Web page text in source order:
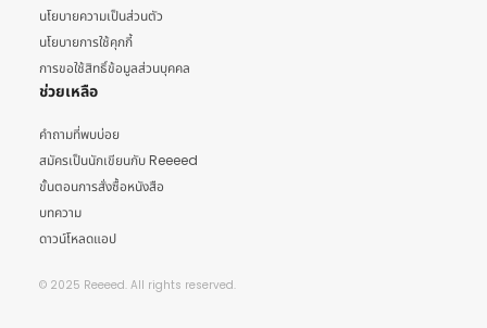
นโยบายความเป็นส่วนตัว
นโยบายการใช้คุกกี้
การขอใช้สิทธิ์ข้อมูลส่วนบุคคล
ช่วยเหลือ
คำถามที่พบบ่อย
สมัครเป็นนักเขียนกับ Reeeed
ขั้นตอนการสั่งซื้อหนังสือ
บทความ
ดาวน์โหลดแอป
© 2025 Reeeed. All rights reserved.